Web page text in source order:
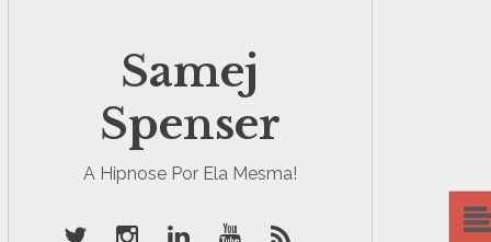
Samej
Spenser
A Hipnose Por Ela Mesma!